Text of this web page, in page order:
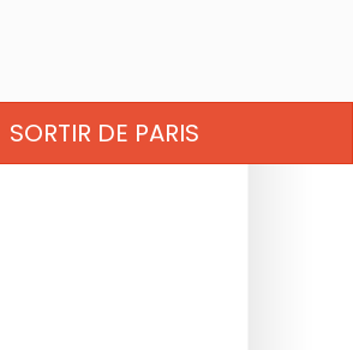
SORTIR DE PARIS